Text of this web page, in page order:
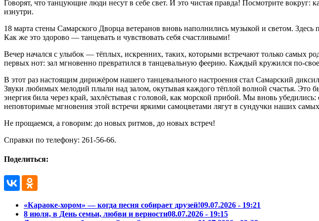
Говорят, что танцующие люди несут в себе свет. И это чистая правда! Посмотрите вокруг:
изнутри.
18 марта стены Самарского Дворца ветеранов вновь наполнились музыкой и светом.
Как же это здорово — танцевать и чувствовать себя счастливыми!
Вечер начался с улыбок — тёплых, искренних, таких, которыми встречают только самых
первых нот: зал мгновенно превратился в танцевальную феерию. Каждый кружился по-
В этот раз настоящим дирижёром нашего танцевального настроения стал Самарский
Звуки любимых мелодий плыли над залом, окутывая каждого тёплой волной счастья.
энергия била через край, захлёстывая с головой, как морской прибой. Мы вновь
неповторимые мгновения этой встречи яркими самоцветами лягут в сундучки наших
Не прощаемся, а говорим: до новых ритмов, до новых встреч!
Справки по телефону: 261-56-66.
Поделиться:
«Караоке-хором» — когда песня собирает друзей!09.07.2026 - 19:21
8 июля, в День семьи, любви и верности08.07.2026 - 19:15